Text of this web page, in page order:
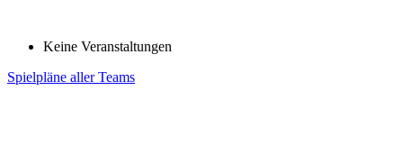
Keine Veranstaltungen
Spielpläne aller Teams